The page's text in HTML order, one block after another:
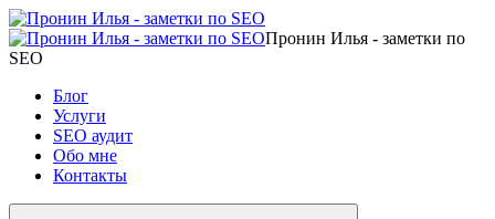
Пронин Илья - заметки по
SEO
Блог
Услуги
SEO аудит
Обо мне
Контакты